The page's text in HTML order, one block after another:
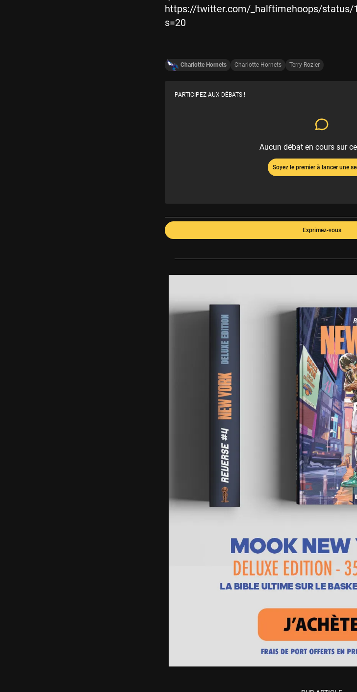
https://twitter.com/_halftimehoops/status/
s=20
Charlotte Hornets Charlotte Hornets Terry Rozier
PARTICIPEZ AUX DÉBATS !
Aucun débat en cours sur
Soyez le premier à lancer une
Exprimez-vous